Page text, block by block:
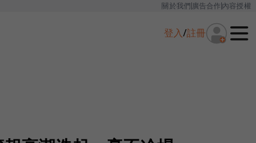
關於我們廣告合作內容授權
登入/註冊